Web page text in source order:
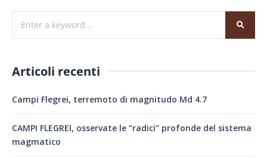
Articoli recenti
Campi Flegrei, terremoto di magnitudo Md 4.7
CAMPI FLEGREI, osservate le “radici” profonde del sistema
magmatico